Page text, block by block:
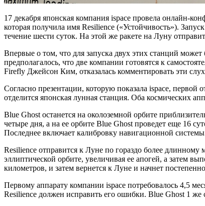
17 декабря японская компания ispace провела онлайн-
которая получила имя Resilience («Устойчивость»).
течение шести суток. На этой же ракете на Луну
Впервые о том, что для запуска двух этих станций
предполагалось, что две компании готовятся к
Firefly Джейсон Ким, отказалась комментировать эти
Согласно презентации, которую показала ispace, первой
отделится японская лунная станция. Оба космических
Blue Ghost останется на околоземной орбите
четыре дня, а на ее орбите Blue Ghost проведет еще 16
Последнее включает калибровку навигационной
Resilience отправится к Луне по гораздо более
эллиптической орбите, увеличивая ее апогей, а затем
километров, и затем вернется к Луне и начнет
Первому аппарату компании ispace потребовалось 4,5
Resilience должен исправить его ошибки. Blue Ghost 1